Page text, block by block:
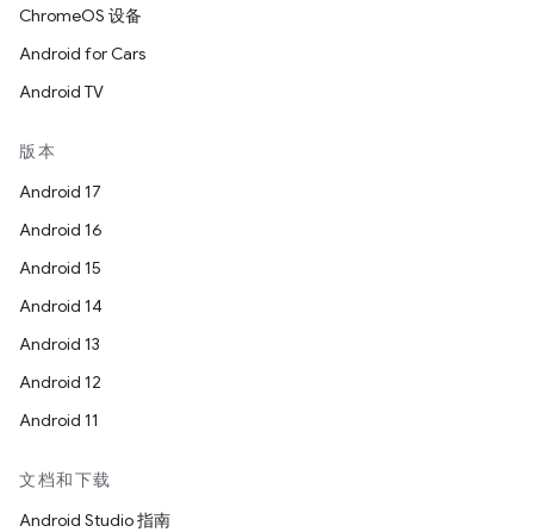
ChromeOS 设备
Android for Cars
Android TV
版本
Android 17
Android 16
Android 15
Android 14
Android 13
Android 12
Android 11
文档和下载
Android Studio 指南